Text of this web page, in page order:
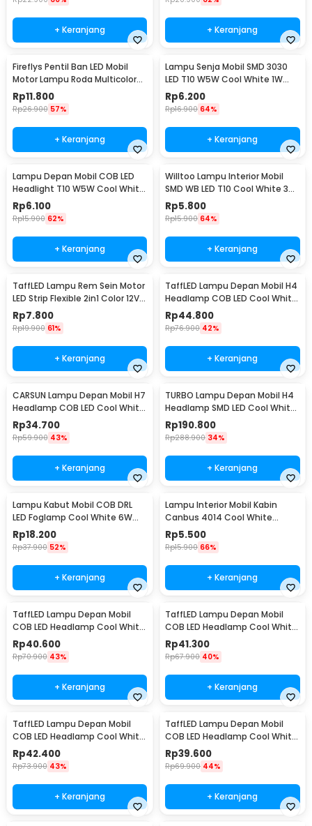
+ Keranjang + Keranjang
Fireflys Pentil Ban LED Mobil
Motor Lampu Roda Multicolor
2PCS - AG10
Rp11.800
Rp26.900 57%
+ Keranjang
Lampu Senja Mobil SMD 3030
LED T10 W5W Cool White 1W
12/24V 2 PCS
Rp6.200
Rp16.900 64%
+ Keranjang
Lampu Depan Mobil COB LED
Headlight T10 W5W Cool White
1W 12V 2 PCS - T10-W5
Rp6.100
Rp15.900 62%
+ Keranjang
Willtoo Lampu Interior Mobil
SMD WB LED T10 Cool White 3W
12V - YSY-PL
Rp5.800
Rp15.900 64%
+ Keranjang
TaffLED Lampu Rem Sein Motor
LED Strip Flexible 2in1 Color 12V
20cm
Rp7.800
Rp19.900 61%
+ Keranjang
TaffLED Lampu Depan Mobil H4
Headlamp COB LED Cool White
36W 2 PCS - C6
Rp44.800
Rp76.900 42%
+ Keranjang
CARSUN Lampu Depan Mobil H7
Headlamp COB LED Cool White
36W 2 PCS - C6
Rp34.700
Rp59.900 43%
+ Keranjang
TURBO Lampu Depan Mobil H4
Headlamp SMD LED Cool White
40W 2 PCS - T1
Rp190.800
Rp288.900 34%
+ Keranjang
Lampu Kabut Mobil COB DRL
LED Foglamp Cool White 6W
12V 190mm - MA357
Rp18.200
Rp37.900 52%
+ Keranjang
Lampu Interior Mobil Kabin
Canbus 4014 Cool White
31mm 12SMD LED
Rp5.500
Rp15.900 66%
+ Keranjang
TaffLED Lampu Depan Mobil
COB LED Headlamp Cool White
IP65 32V 9005/HB3/H10 - S2
Rp40.600
Rp70.900 43%
+ Keranjang
TaffLED Lampu Depan Mobil
COB LED Headlamp Cool White
IP65 32V 9006/HB4 - S2
Rp41.300
Rp67.900 40%
+ Keranjang
TaffLED Lampu Depan Mobil
COB LED Headlamp Cool White
IP65 32V H7 - S2
Rp42.400
Rp73.900 43%
+ Keranjang
TaffLED Lampu Depan Mobil
COB LED Headlamp Cool White
IP65 32V H11 - S2
Rp39.600
Rp69.900 44%
+ Keranjang